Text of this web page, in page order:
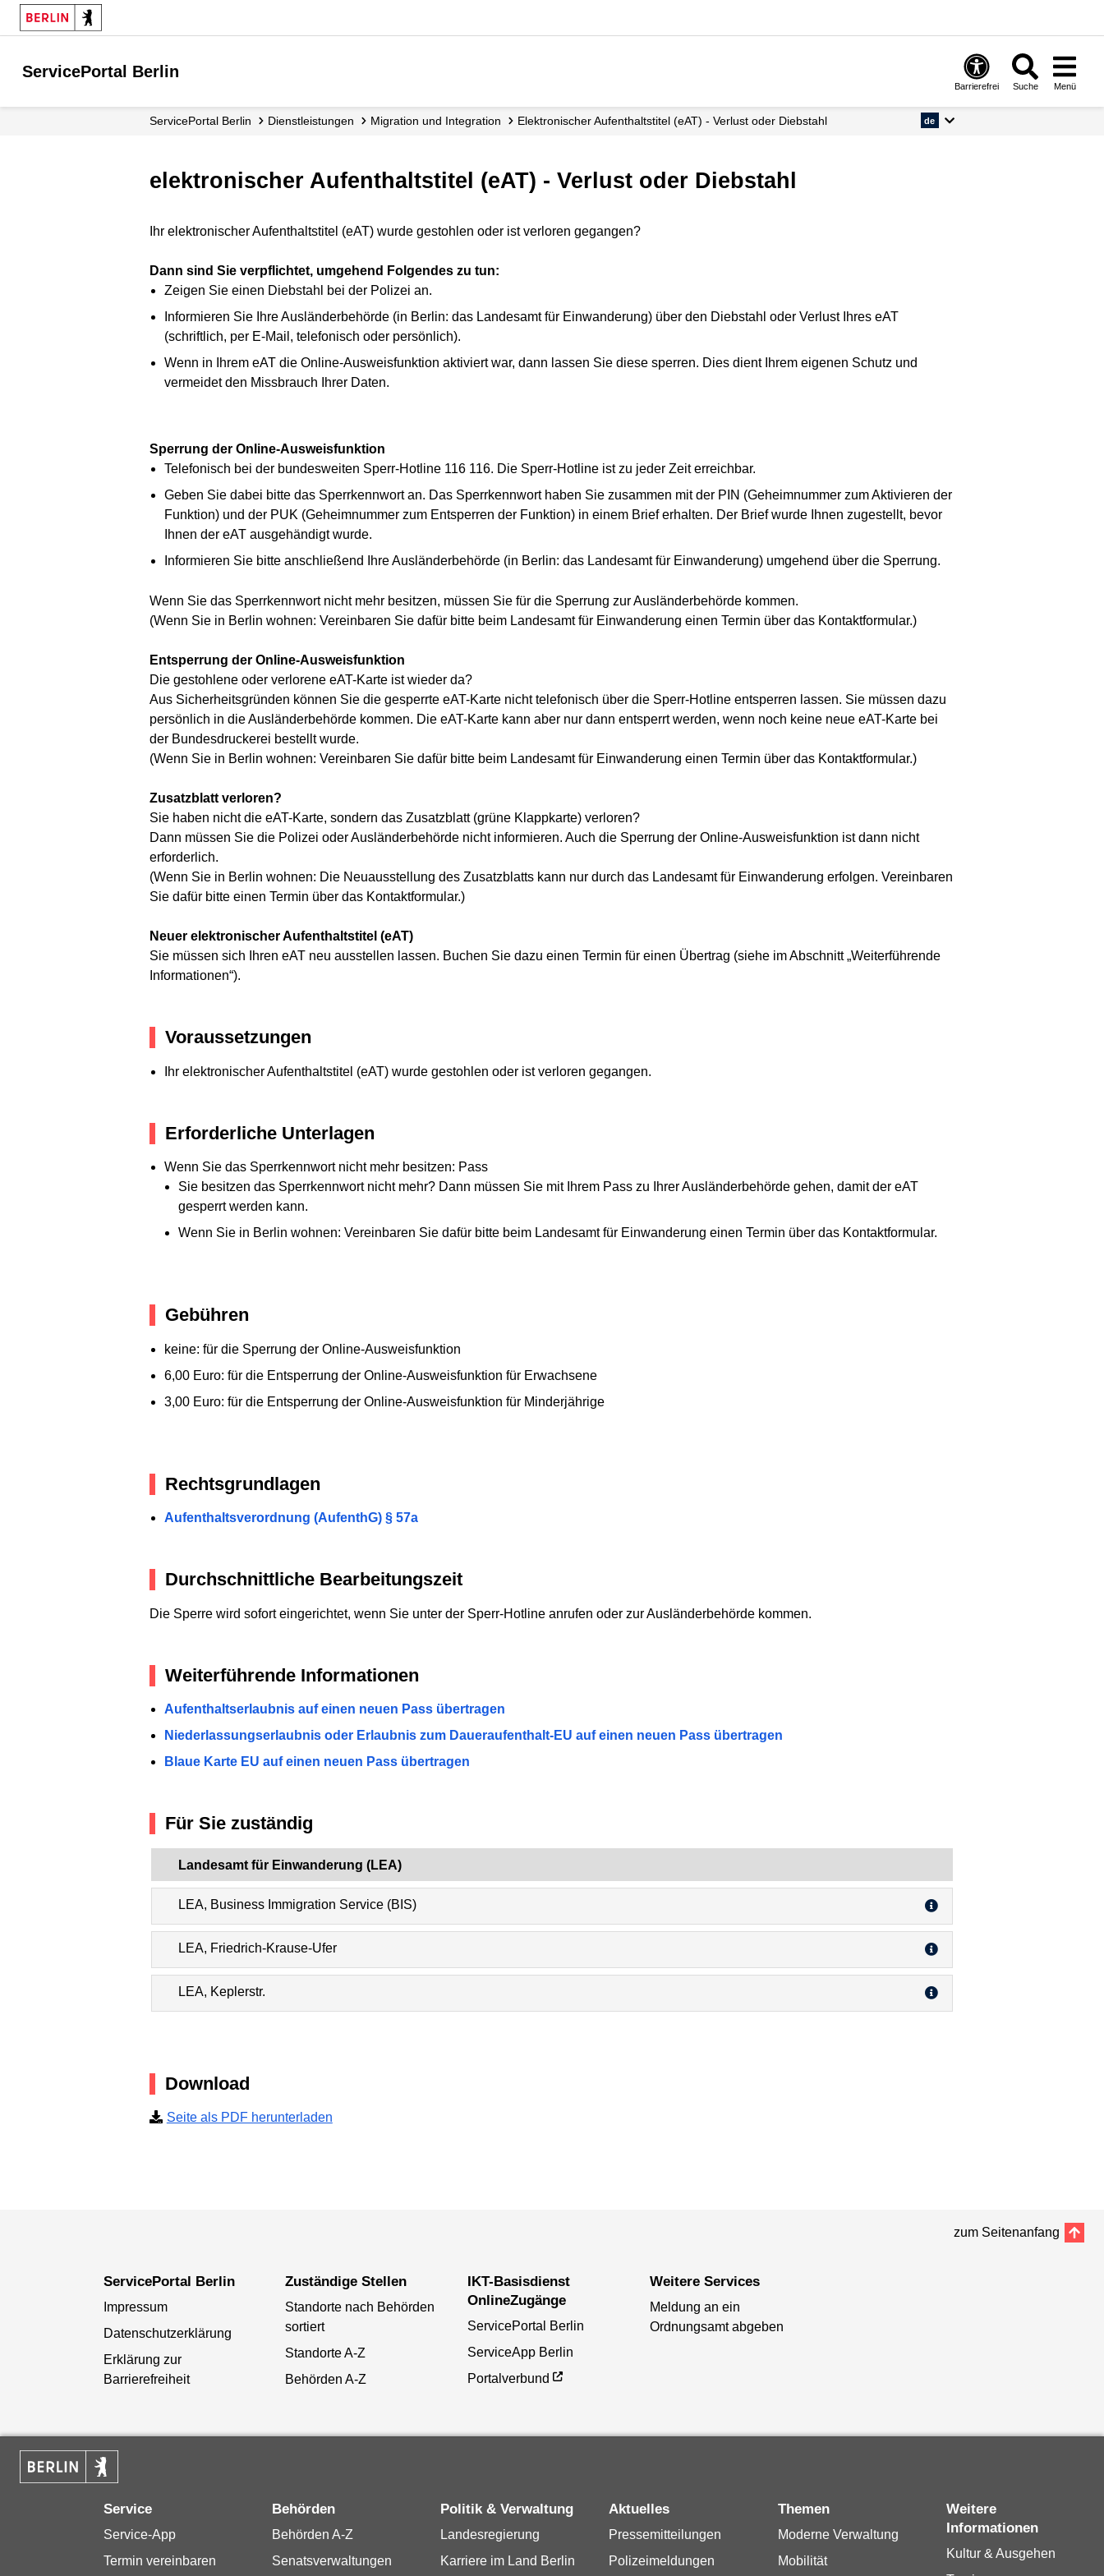
ServicePortal Berlin
Barrierefrei Suche Menü
ServicePortal Berlin Dienstleistungen Migration und Integration elektronischer Aufenthaltstitel (eAT) - Verlust oder Diebstahl de
elektronischer Aufenthaltstitel (eAT) - Verlust oder Diebstahl
Ihr elektronischer Aufenthaltstitel (eAT) wurde gestohlen oder ist verloren gegangen?
Dann sind Sie verpflichtet, umgehend Folgendes zu tun:
Zeigen Sie einen Diebstahl bei der Polizei an.
Informieren Sie Ihre Ausländerbehörde (in Berlin: das Landesamt für Einwanderung) über den Diebstahl oder Verlust Ihres eAT
(schriftlich, per E-Mail, telefonisch oder persönlich).
Wenn in Ihrem eAT die Online-Ausweisfunktion aktiviert war, dann lassen Sie diese sperren. Dies dient Ihrem eigenen Schutz und
vermeidet den Missbrauch Ihrer Daten.
Sperrung der Online-Ausweisfunktion
Telefonisch bei der bundesweiten Sperr-Hotline 116 116. Die Sperr-Hotline ist zu jeder Zeit erreichbar.
Geben Sie dabei bitte das Sperrkennwort an. Das Sperrkennwort haben Sie zusammen mit der PIN (Geheimnummer zum Aktivieren der
Funktion) und der PUK (Geheimnummer zum Entsperren der Funktion) in einem Brief erhalten. Der Brief wurde Ihnen zugestellt, bevor
Ihnen der eAT ausgehändigt wurde.
Informieren Sie bitte anschließend Ihre Ausländerbehörde (in Berlin: das Landesamt für Einwanderung) umgehend über die Sperrung.
Wenn Sie das Sperrkennwort nicht mehr besitzen, müssen Sie für die Sperrung zur Ausländerbehörde kommen.
(Wenn Sie in Berlin wohnen: Vereinbaren Sie dafür bitte beim Landesamt für Einwanderung einen Termin über das Kontaktformular.)
Entsperrung der Online-Ausweisfunktion
Die gestohlene oder verlorene eAT-Karte ist wieder da?
Aus Sicherheitsgründen können Sie die gesperrte eAT-Karte nicht telefonisch über die Sperr-Hotline entsperren lassen. Sie müssen dazu
persönlich in die Ausländerbehörde kommen. Die eAT-Karte kann aber nur dann entsperrt werden, wenn noch keine neue eAT-Karte bei
der Bundesdruckerei bestellt wurde.
(Wenn Sie in Berlin wohnen: Vereinbaren Sie dafür bitte beim Landesamt für Einwanderung einen Termin über das Kontaktformular.)
Zusatzblatt verloren?
Sie haben nicht die eAT-Karte, sondern das Zusatzblatt (grüne Klappkarte) verloren?
Dann müssen Sie die Polizei oder Ausländerbehörde nicht informieren. Auch die Sperrung der Online-Ausweisfunktion ist dann nicht
erforderlich.
(Wenn Sie in Berlin wohnen: Die Neuausstellung des Zusatzblatts kann nur durch das Landesamt für Einwanderung erfolgen. Vereinbaren
Sie dafür bitte einen Termin über das Kontaktformular.)
Neuer elektronischer Aufenthaltstitel (eAT)
Sie müssen sich Ihren eAT neu ausstellen lassen. Buchen Sie dazu einen Termin für einen Übertrag (siehe im Abschnitt „Weiterführende
Informationen“).
Voraussetzungen
Ihr elektronischer Aufenthaltstitel (eAT) wurde gestohlen oder ist verloren gegangen.
Erforderliche Unterlagen
Wenn Sie das Sperrkennwort nicht mehr besitzen: Pass
Sie besitzen das Sperrkennwort nicht mehr? Dann müssen Sie mit Ihrem Pass zu Ihrer Ausländerbehörde gehen, damit der eAT
gesperrt werden kann.
Wenn Sie in Berlin wohnen: Vereinbaren Sie dafür bitte beim Landesamt für Einwanderung einen Termin über das Kontaktformular.
Gebühren
keine: für die Sperrung der Online-Ausweisfunktion
6,00 Euro: für die Entsperrung der Online-Ausweisfunktion für Erwachsene
3,00 Euro: für die Entsperrung der Online-Ausweisfunktion für Minderjährige
Rechtsgrundlagen
Aufenthaltsverordnung (AufenthG) § 57a
Durchschnittliche Bearbeitungszeit
Die Sperre wird sofort eingerichtet, wenn Sie unter der Sperr-Hotline anrufen oder zur Ausländerbehörde kommen.
Weiterführende Informationen
Aufenthaltserlaubnis auf einen neuen Pass übertragen
Niederlassungserlaubnis oder Erlaubnis zum Daueraufenthalt-EU auf einen neuen Pass übertragen
Blaue Karte EU auf einen neuen Pass übertragen
Für Sie zuständig
Landesamt für Einwanderung (LEA)
LEA, Business Immigration Service (BIS)
LEA, Friedrich-Krause-Ufer
LEA, Keplerstr.
Download
Seite als PDF herunterladen
zum Seitenanfang
ServicePortal Berlin
Impressum
Datenschutzerklärung
Erklärung zur
Barrierefreiheit
Zuständige Stellen
Standorte nach Behörden
sortiert
Standorte A-Z
Behörden A-Z
IKT-Basisdienst
OnlineZugänge
ServicePortal Berlin
ServiceApp Berlin
Portalverbund
Weitere Services
Meldung an ein
Ordnungsamt abgeben
Service
Service-App
Termin vereinbaren
Behörden
Behörden A-Z
Senatsverwaltungen
Politik & Verwaltung
Landesregierung
Karriere im Land Berlin
Aktuelles
Pressemitteilungen
Polizeimeldungen
Themen
Moderne Verwaltung
Mobilität
Weitere
Informationen
Kultur & Ausgehen